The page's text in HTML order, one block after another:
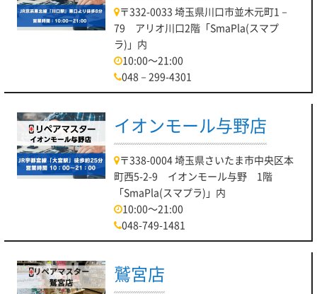
〒332-0033 埼玉県川口市並木元町1－
79 アリオ川口2階「SmaPla(スマプ
ラ)」内
10:00～21:00
048－299-4301
イオンモール与野店
〒338-0004 埼玉県さいたま市中央区本
町西5-2-9 イオンモール与野 1階
「SmaPla(スマプラ)」内
10:00～21:00
048-749-1481
鷲宮店